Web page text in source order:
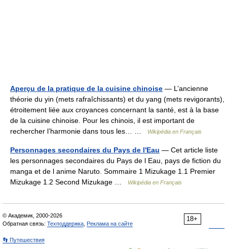
Aperçu de la pratique de la cuisine chinoise — L’ancienne
théorie du yin (mets rafraîchissants) et du yang (mets revigorants),
étroitement liée aux croyances concernant la santé, est à la base
de la cuisine chinoise. Pour les chinois, il est important de
rechercher l’harmonie dans tous les… …
Wikipédia en Français
Personnages secondaires du Pays de l'Eau — Cet article liste
les personnages secondaires du Pays de l Eau, pays de fiction du
manga et de l anime Naruto. Sommaire 1 Mizukage 1.1 Premier
Mizukage 1.2 Second Mizukage …
Wikipédia en Français
18+
© Академик, 2000-2026
Обратная связь: Техподдержка Реклама на сайте
👣 Путешествия